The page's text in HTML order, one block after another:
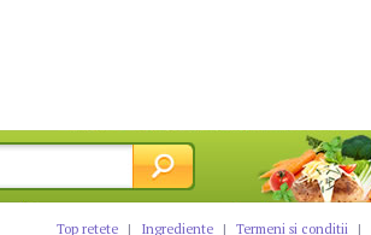
Top retete | Ingrediente | Termeni si conditii |